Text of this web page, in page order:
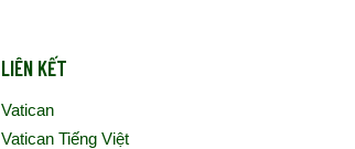
LIÊN KẾT
Vatican
Vatican Tiếng Việt